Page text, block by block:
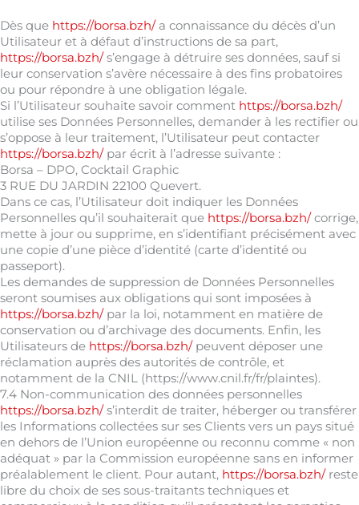
Dès que https://borsa.bzh/a connaissance du décès d’un
Utilisateur et à défaut d’instructions de sa part,
https://borsa.bzh/s’engage à détruire ses données, sauf si
leur conservation s’avère nécessaire à des fins probatoires
ou pour répondre à une obligation légale.
Si l’Utilisateur souhaite savoir comment https://borsa.bzh/
utilise ses Données Personnelles, demander à les rectifier ou
s’oppose à leur traitement, l’Utilisateur peut contacter
https://borsa.bzh/par écrit à l’adresse suivante :
Borsa – DPO, Cocktail Graphic
3 RUE DU JARDIN 22100 Quevert.
Dans ce cas, l’Utilisateur doit indiquer les Données
Personnelles qu’il souhaiterait que https://borsa.bzh/corrige,
mette à jour ou supprime, en s’identifiant précisément avec
une copie d’une pièce d’identité (carte d’identité ou
passeport).
Les demandes de suppression de Données Personnelles
seront soumises aux obligations qui sont imposées à
https://borsa.bzh/par la loi, notamment en matière de
conservation ou d’archivage des documents. Enfin, les
Utilisateurs de https://borsa.bzh/peuvent déposer une
réclamation auprès des autorités de contrôle, et
notamment de la CNIL (https://www.cnil.fr/fr/plaintes).
7.4 Non-communication des données personnelles
https://borsa.bzh/s’interdit de traiter, héberger ou transférer
les Informations collectées sur ses Clients vers un pays situé
en dehors de l’Union européenne ou reconnu comme « non
adéquat » par la Commission européenne sans en informer
préalablement le client. Pour autant, https://borsa.bzh/reste
libre du choix de ses sous-traitants techniques et